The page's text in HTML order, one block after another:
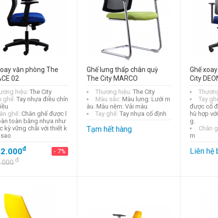
văn phòng The
02
hiệu: The City
ghế: Tay nhựa điều chỉn
ghế: Chân ghế được l
toàn bằng nhựa như
kỳ vững chãi với thiết k
đ - 7%
đ
Ghế lưng thấp chân quỳ
The City MARCO
Thương hiệu: The City
Màu sắc: Màu lưng: Lưới m
àu. Màu nệm: Vải màu
Tay ghế: Tay nhựa cố định
Tạm hết hàng
Ghế
City
Tay
được cố
hù hợp
g.
Chân
m
Liên hệ